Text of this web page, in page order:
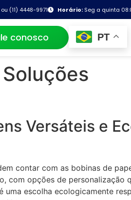
(11) 4448-9971 Horário: Seg a quinta
conosco PT
Versáteis e
contar com as bobinas de
com opções de personalização
escolha ecologicamente